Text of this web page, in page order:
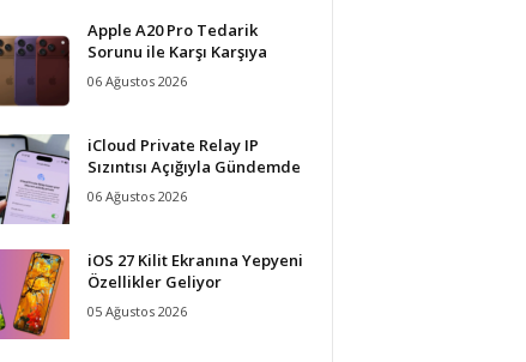
Apple A20 Pro Tedarik
Sorunu ile Karşı Karşıya
06 Ağustos 2026
iCloud Private Relay IP
Sızıntısı Açığıyla Gündemde
06 Ağustos 2026
iOS 27 Kilit Ekranına Yepyeni
Özellikler Geliyor
05 Ağustos 2026